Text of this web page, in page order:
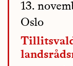
13.
Oslo